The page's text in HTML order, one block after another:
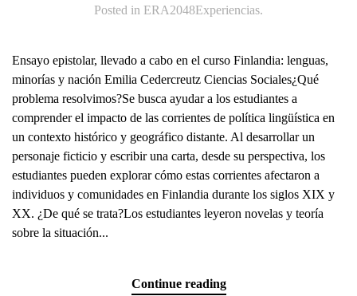
Posted in ERA2048Experiencias.
Ensayo epistolar, llevado a cabo en el curso Finlandia: lenguas,
minorías y nación Emilia Cedercreutz Ciencias Sociales¿Qué
problema resolvimos?Se busca ayudar a los estudiantes a
comprender el impacto de las corrientes de política lingüística en
un contexto histórico y geográfico distante. Al desarrollar un
personaje ficticio y escribir una carta, desde su perspectiva, los
estudiantes pueden explorar cómo estas corrientes afectaron a
individuos y comunidades en Finlandia durante los siglos XIX y
XX. ¿De qué se trata?Los estudiantes leyeron novelas y teoría
sobre la situación...
Continue reading